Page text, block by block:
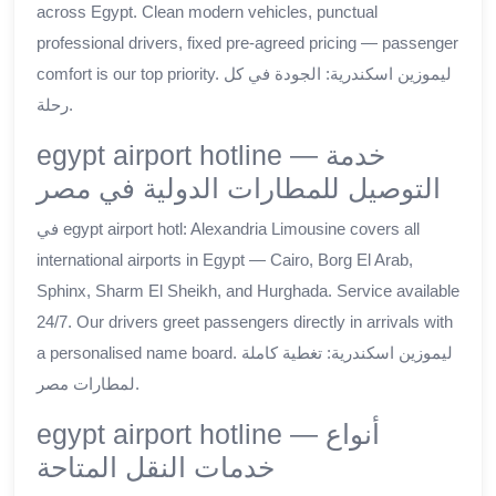
across Egypt. Clean modern vehicles, punctual
professional drivers, fixed pre-agreed pricing — passenger
comfort is our top priority. ليموزين اسكندرية: الجودة في كل
رحلة.
egypt airport hotline — خدمة
التوصيل للمطارات الدولية في مصر
في egypt airport hotl: Alexandria Limousine covers all
international airports in Egypt — Cairo, Borg El Arab,
Sphinx, Sharm El Sheikh, and Hurghada. Service available
24/7. Our drivers greet passengers directly in arrivals with
a personalised name board. ليموزين اسكندرية: تغطية كاملة
لمطارات مصر.
egypt airport hotline — أنواع
خدمات النقل المتاحة